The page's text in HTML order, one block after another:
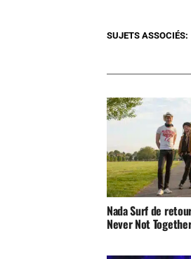
SUJETS ASSOCIÉS:
Nada Surf de
Never Not